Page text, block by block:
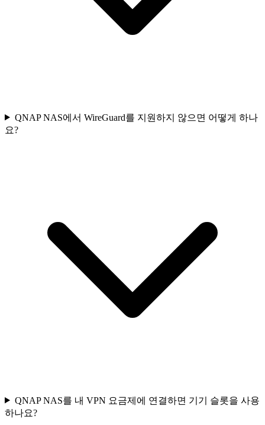
QNAP NAS에서 WireGuard를 지원하지 않으면 어떻게 하나
요?
QNAP NAS를 내 VPN 요금제에 연결하면 기기 슬롯을 사용
하나요?